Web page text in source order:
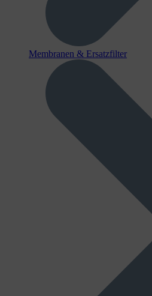
Membranen & Ersatzfilter